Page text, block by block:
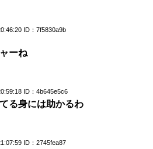
ID：7f5830a9b
ーね
ID：4b645e5c6
る身には助かるわ
ID：2745fea87